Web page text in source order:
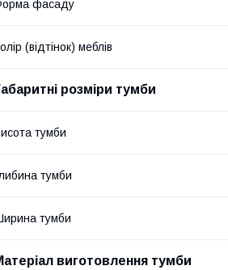
фасаду
(відтінок) меблів
розміри тумби
тумби
тумби
тумби
виготовлення тумби